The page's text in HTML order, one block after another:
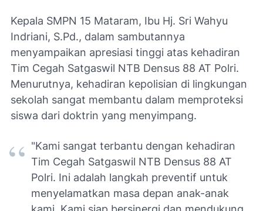
Kepala SMPN 15 Mataram, Ibu Hj. Sri Wahyu
Indriani, S.Pd., dalam sambutannya
menyampaikan apresiasi tinggi atas kehadiran
Tim Cegah Satgaswil NTB Densus 88 AT Polri.
Menurutnya, kehadiran kepolisian di lingkungan
sekolah sangat membantu dalam memproteksi
siswa dari doktrin yang menyimpang.
"Kami sangat terbantu dengan kehadiran
Tim Cegah Satgaswil NTB Densus 88 AT
Polri. Ini adalah langkah preventif untuk
menyelamatkan masa depan anak-anak